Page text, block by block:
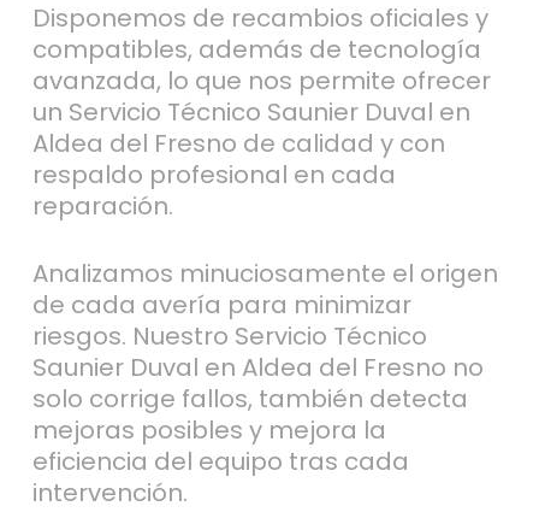
Disponemos de recambios oficiales y
compatibles, además de tecnología
avanzada, lo que nos permite ofrecer
un Servicio Técnico Saunier Duval en
Aldea del Fresno de calidad y con
respaldo profesional en cada
reparación.
Analizamos minuciosamente el origen
de cada avería para minimizar
riesgos. Nuestro Servicio Técnico
Saunier Duval en Aldea del Fresno no
solo corrige fallos, también detecta
mejoras posibles y mejora la
eficiencia del equipo tras cada
intervención.